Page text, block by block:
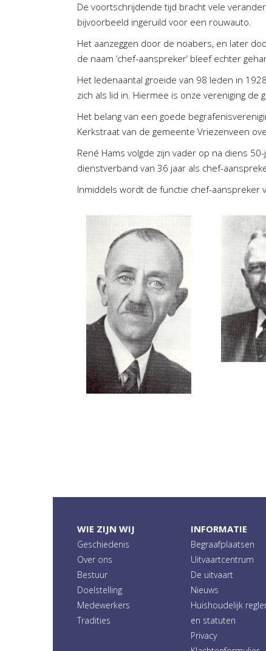
De voortschrijdende tijd bracht vele
bijvoorbeeld ingeruild voor een rouwauto.
Het aanzeggen door de noabers, en later
de naam ‘chef-aanspreker’ bleef echter
Het ledenaantal groeide van 98 leden in
zich als lid in. Hiermee is onze vereniging de
Het belang van een goede
Kerkstraat van de gemeente Vriezenveen
René Hams volgde zijn vader op na diens
dienstverband van 36 jaar als chef-
Inmiddels wordt de functie chef-aanspreker
WIE ZIJN WIJ
Geschiedenis
Over ons
Bestuur
Doelstelling
Medewerkers
Tradities
INFORMATIE
Begraafplaatsen
Uitvaartcentrum
De uitvaart
Nieuws
Huishoudelijk
en statuten
Privacy